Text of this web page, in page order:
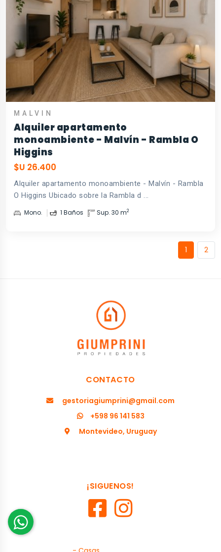
MALVI­N
Alquiler apartamento
monoambiente - Malvín - Rambla O
Higgins
$U 26.400
Alquiler apartamento monoambiente - Malvín - Rambla
O Higgins Ubicado sobre la Rambla d ...
Mono. 1 Baños Sup. 30 m2
1 2
CONTACTO
gestoriagiumprini@gmail.com
+598 96 141 583
Montevideo, Uruguay
¡SIGUENOS!